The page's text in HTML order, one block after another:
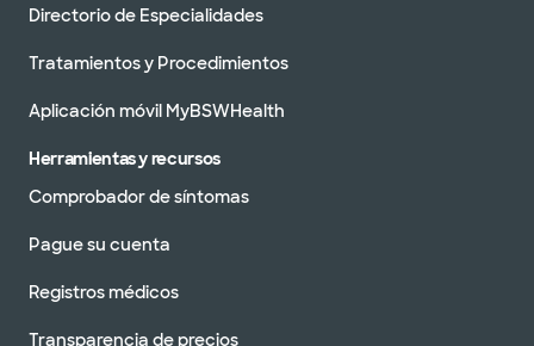
Directorio de Especialidades
Tratamientos y Procedimientos
Aplicación móvil MyBSWHealth
Herramientas y recursos
Comprobador de síntomas
Pague su cuenta
Registros médicos
Transparencia de precios